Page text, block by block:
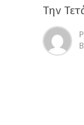
Την